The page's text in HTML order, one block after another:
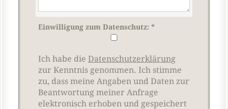
Einwilligung zum Datenschutz: *
Ich habe die Datenschutzerklärung
zur Kenntnis genommen. Ich stimme
zu, dass meine Angaben und Daten zur
Beantwortung meiner Anfrage
elektronisch erhoben und gespeichert